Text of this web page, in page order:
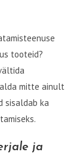
tooteid?
mitte ainult
sisaldab ka
ja